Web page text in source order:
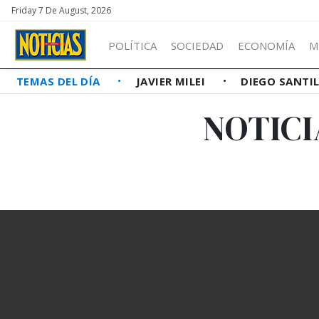
Friday 7 De August, 2026
POLÍTICA SOCIEDAD ECONOMÍA
TEMAS DEL DÍA JAVIER MILEI DIEGO